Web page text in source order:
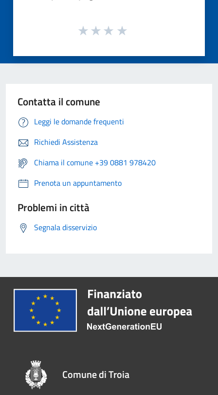
Contatta il comune
Leggi le domande frequenti
Richiedi Assistenza
Chiama il comune +39 0881 978420
Prenota un appuntamento
Problemi in città
Segnala disservizio
Comune di Troia